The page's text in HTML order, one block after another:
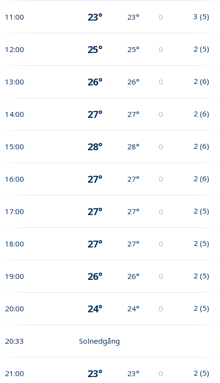
11:00 23° 23° 0 3 (5)
12:00 25° 25° 0 2 (5)
13:00 26° 26° 0 2 (6)
14:00 27° 27° 0 2 (6)
15:00 28° 28° 0 2 (6)
16:00 27° 27° 0 2 (6)
17:00 27° 27° 0 2 (5)
18:00 27° 27° 0 2 (5)
19:00 26° 26° 0 2 (5)
20:00 24° 24° 0 2 (5)
20:33 Solnedgång
21:00 23° 23° 0 2 (5)